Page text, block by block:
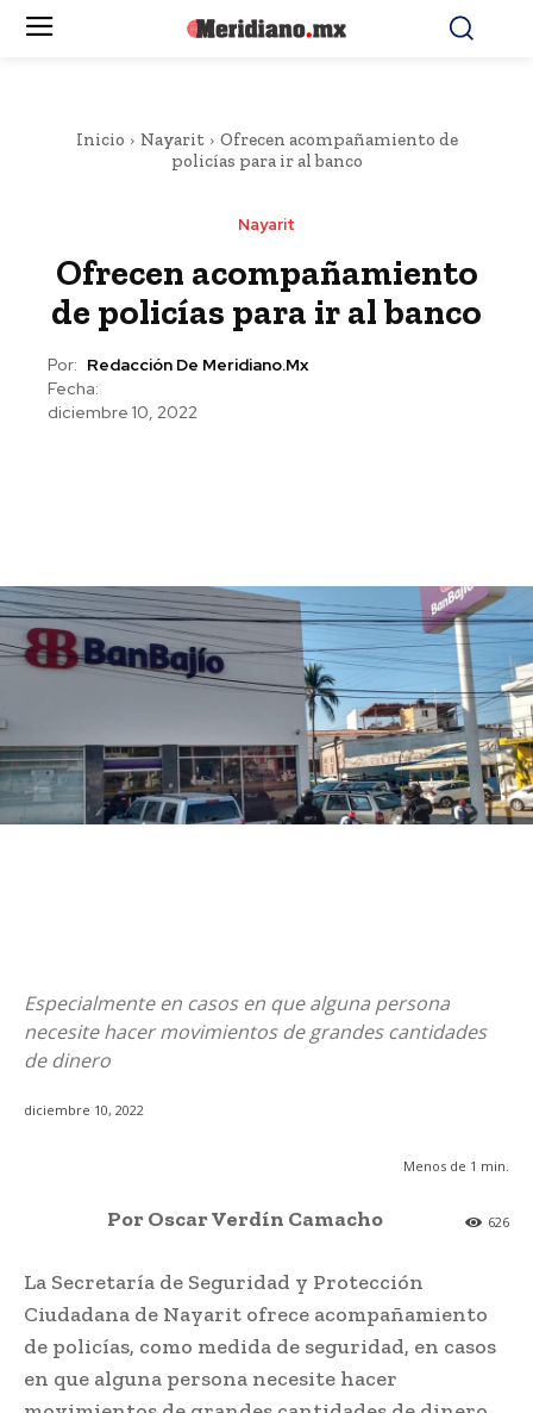
Inicio Nayarit
Ofrecen acompañamiento de
policías para ir al banco
Nayarit
Ofrecen acompañamiento
de policías para ir al banco
Por: Redacción De Meridiano.mx
Fecha:
diciembre 10, 2022
Especialmente en casos en que alguna persona
necesite hacer movimientos de grandes cantidades
de dinero
diciembre 10, 2022
Menos de 1 min.
626
Por Oscar Verdín Camacho
La Secretaría de Seguridad y Protección
Ciudadana de Nayarit ofrece acompañamiento
de policías, como medida de seguridad, en casos
en que alguna persona necesite hacer